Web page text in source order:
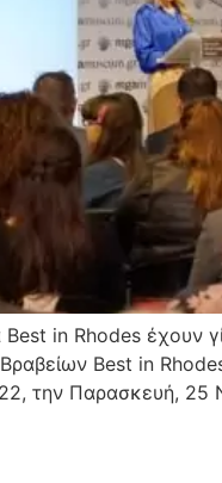
Best in Rhodes έχουν
Best in
την Παρασκευή, 25